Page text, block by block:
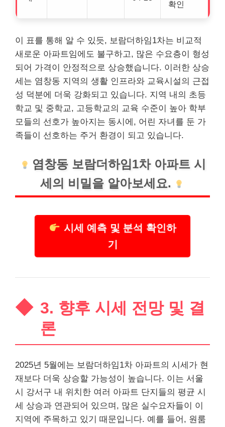
확인
이 표를 통해 알 수 있듯, 보람더하임1차는 비교적
새로운 아파트임에도 불구하고, 많은 수요층이 형성
되어 가격이 안정적으로 상승했습니다. 이러한 상승
세는 염창동 지역의 생활 인프라와 교육시설의 근접
성 덕분에 더욱 강화되고 있습니다. 지역 내의 초등
학교 및 중학교, 고등학교의 교육 수준이 높아 학부
모들의 선호가 높아지는 동시에, 어린 자녀를 둔 가
족들이 선호하는 주거 환경이 되고 있습니다.
염창동 보람더하임1차 아파트 시
세의 비밀을 알아보세요.
시세 예측 및 분석 확인하
기
3. 향후 시세 전망 및 결
론
2025년 5월에는 보람더하임1차 아파트의 시세가 현
재보다 더욱 상승할 가능성이 높습니다. 이는 서울
시 강서구 내 위치한 여러 아파트 단지들의 평균 시
세 상승과 연관되어 있으며, 많은 실수요자들이 이
지역에 주목하고 있기 때문입니다. 예를 들어, 원룸